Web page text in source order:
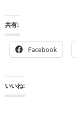
共有:
Facebook
いいね: